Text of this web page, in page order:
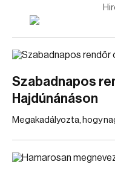
Szabadnapos
Hajdúnánáson
Megakadályozta, hogy